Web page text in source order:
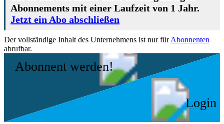
Abonnements mit einer Laufzeit von 1 Jahr.
Jetzt ein Abo abschließen
Der vollständige Inhalt des Unternehmens ist nur fürAbonnenten
abrufbar.
Abonnent werden!
Login